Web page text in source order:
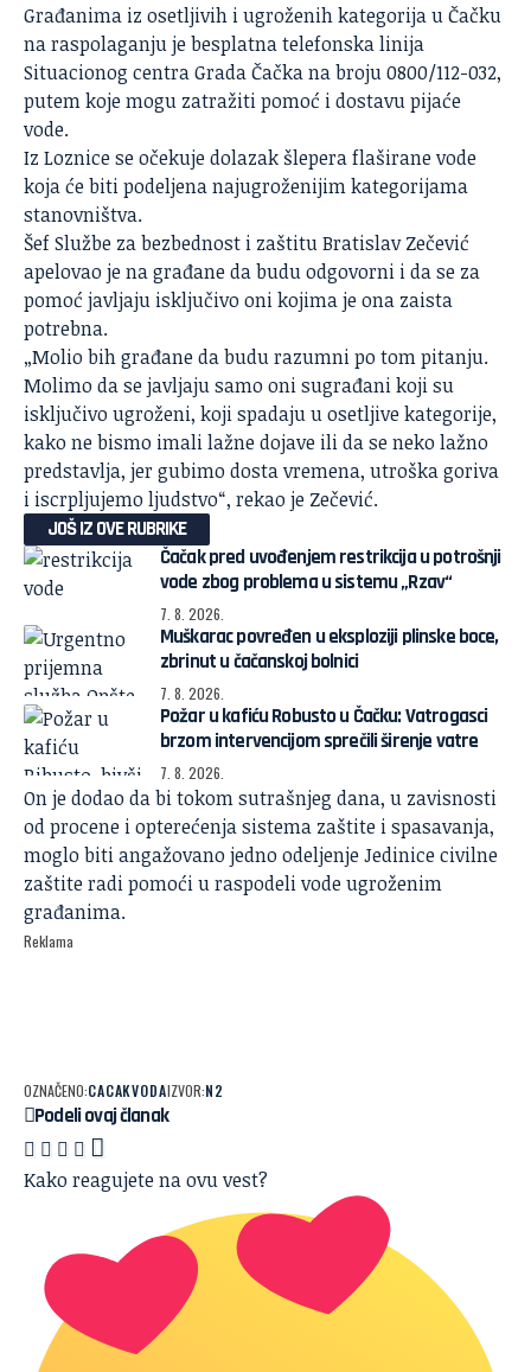
Građanima iz osetljivih i ugroženih kategorija u Čačku
na raspolaganju je besplatna telefonska linija
Situacionog centra Grada Čačka na broju 0800/112-032,
putem koje mogu zatražitipomoć i dostavu pijaće
vode.
Iz Loznice se očekuje dolazak šlepera flaširane vode
koja će biti podeljena najugroženijim kategorijama
stanovništva.
Šef Službe za bezbednost i zaštitu Bratislav Zečević
apelovao je na građane da budu odgovorni i da se za
pomoć javljaju isključivo oni kojima je ona zaista
potrebna.
„Molio bih građane da budu razumni po tom pitanju.
Molimo da se javljaju samo oni sugrađani koji su
isključivo ugroženi, koji spadaju u osetljive kategorije,
kako ne bismo imali lažne dojave ili da se neko lažno
predstavlja, jer gubimo dosta vremena, utroška goriva
i iscrpljujemo ljudstvo“, rekao je Zečević.
JOŠ IZ OVE RUBRIKE
Čačak pred uvođenjem restrikcija u potrošnji
vode zbog problema u sistemu „Rzav“
7. 8. 2026.
Muškarac povređen u eksploziji plinske boce,
zbrinut u čačanskoj bolnici
7. 8. 2026.
Požar u kafiću Robusto u Čačku: Vatrogasci
brzom intervencijom sprečili širenje vatre
7. 8. 2026.
On je dodao da bi tokom sutrašnjeg dana, u zavisnosti
od procene i opterećenja sistema zaštite i spasavanja,
moglo biti angažovano jedno odeljenje Jedinice civilne
zaštite radi pomoći u raspodeli vode ugroženim
građanima.
Reklama
OZNAČENO:CACAKVODAIZVOR:N2
Podeli ovaj članak
Kako reagujete na ovu vest?